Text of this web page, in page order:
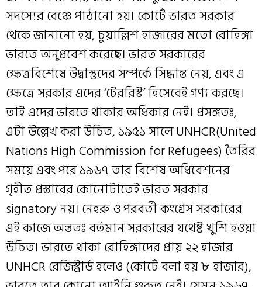
সদস্যের বেঞ্চে পাঠানো হয়। কোর্টে ভারত সরকার
থেকে জানানো হয়, চুয়াল্লিশ হাজারের মতো রোহিঙ্গা
ভারতে অনুপ্রবেশ করেছে। ভারত সরকারের
ক্ষেত্রবিশেষে উদ্বাস্তুদের সম্পর্কে সিদ্ধান্ত নেয়, এবং এ
ক্ষেত্রে সরকার এদের ‘টেররিস্ট’ হিসেবেই গণ্য করছে।
তাই এদের ভারতে থাকার অধিকার নেই। প্রসঙ্গতঃ,
এটা উল্লেখ করা উচিত, ১৯৫১ সালে UNHCR(United
Nations High Commission for Refugees) তৈরির
সময়ে এবং পরে ১৯৬৭ তার বিশেষ অধিবেশনের
গৃহীত প্রস্তাবের কোনোটাতেই ভারত সরকার
signatory নয়। নেহরু ও পরবর্তী কংগ্রেস সরকারের
এই কাজে অন্ততঃ বর্তমান সরকারের যথেষ্ট খুশি হওয়া
উচিত। ভারতে থাকা রোহিঙ্গাদের প্রায় ২২ হাজার
UNHCR রেজিস্ট্রার্ড হলেও (কোর্টে বলা হয় ৮ হাজার),